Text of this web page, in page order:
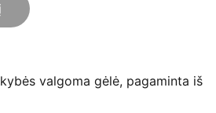
valgoma gėlė, pagaminta iš